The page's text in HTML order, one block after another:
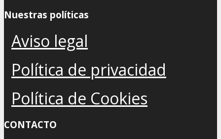
Nuestras políticas
Aviso legal
Política de privacidad
Política de Cookies
CONTACTO